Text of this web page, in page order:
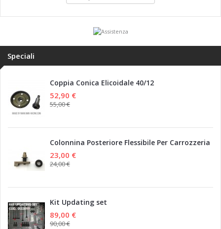
Speciali
Coppia Conica Elicoidale 40/12
52,90 €
55,00 €
Colonnina Posteriore Flessibile Per Carrozzeria
23,00 €
24,00 €
Kit Updating set
89,00 €
90,00 €